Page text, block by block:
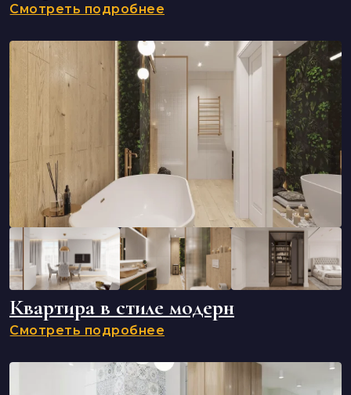
Смотреть подробнее
Квартира в стиле модерн
Смотреть подробнее